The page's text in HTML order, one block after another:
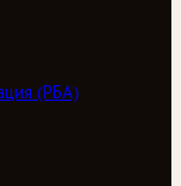
(РБА)